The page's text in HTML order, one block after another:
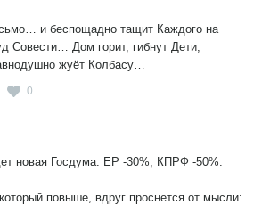
и беспощадно тащит Каждого на
Совести… Дом горит, гибнут Дети,
жуёт Колбасу…
0
новая Госдума. ЕР -30%, КПРФ -50%.
повыше, вдруг проснется от мысли: